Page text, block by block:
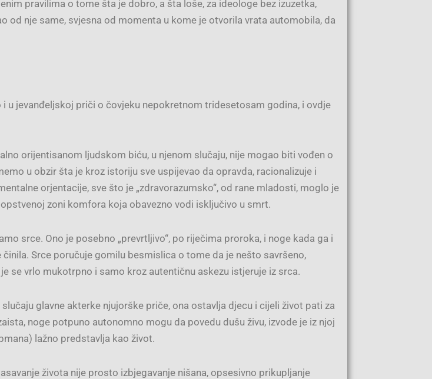
pravilima o tome šta je dobro, a šta loše, za ideologe bez izuzetka,
nje same, svjesna od momenta u kome je otvorila vrata automobila, da
u jevanđeljskoj priči o čovjeku nepokretnom tridesetosam godina, i ovdje
orijentisanom ljudskom biću, u njenom slučaju, nije mogao biti vođen o
u obzir šta je kroz istoriju sve uspijevao da opravda, racionalizuje i
orjentacije, sve što je „zdravorazumsko“, od rane mladosti, moglo je
zoni komfora koja obavezno vodi isključivo u smrt.
srce. Ono je posebno „prevrtljivo“, po riječima proroka, i noge kada ga i
Srce poručuje gomilu besmislica o tome da je nešto savršeno,
se vrlo mukotrpno i samo kroz autentičnu askezu istjeruje iz srca.
glavne akterke njujorške priče, ona ostavlja djecu i cijeli život pati za
noge potpuno autonomno mogu da povedu dušu živu, izvode je iz njoj
lažno predstavlja kao život.
života nije prosto izbjegavanje nišana, opsesivno prikupljanje